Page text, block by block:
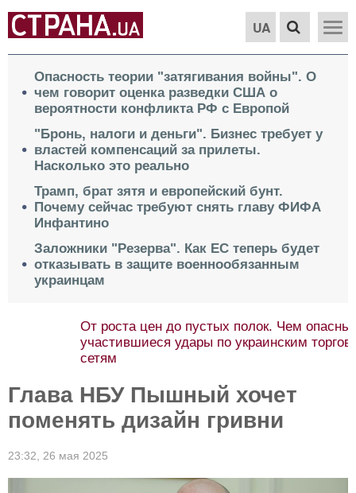
UA
Опасность теории "затягивания войны". О
чем говорит оценка разведки США о
вероятности конфликта РФ с Европой
"Бронь, налоги и деньги". Бизнес требует у
властей компенсаций за прилеты.
Насколько это реально
Трамп, брат зятя и европейский бунт.
Почему сейчас требуют снять главу ФИФА
Инфантино
Заложники "Резерва". Как ЕС теперь будет
отказывать в защите военнообязанным
украинцам
От роста цен до пустых полок. Чем опасны
участившиеся удары по украинским торговым
Глава НБУ Пышный хочет
поменять дизайн гривни
23:32, 26 мая 2025